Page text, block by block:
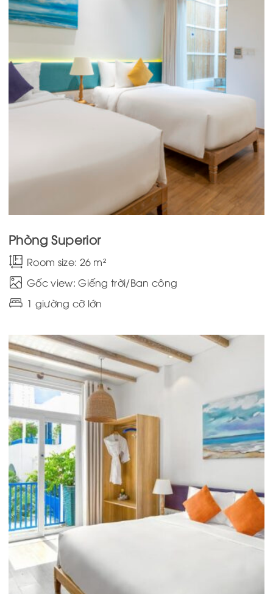
Phòng Superior
Room size: 26 m²
Gốc view: Giếng trời/Ban công
1 giường cỡ lớn